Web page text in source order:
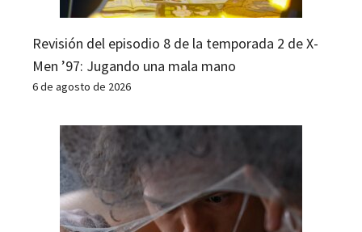
Revisión del episodio 8 de la temporada 2 de X-
Men ’97: Jugando una mala mano
6 de agosto de 2026